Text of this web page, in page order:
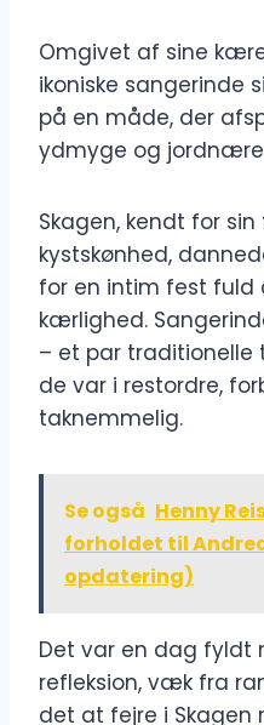
Omgivet af sine
ikoniske sangerinde
på en måde, der
ydmyge og
Skagen, kendt for
kystskønhed,
for en intim fest fuld
kærlighed.
– et par
de var i restordre,
taknemmelig.
Se også Henny
forholdet til
opdatering)
Det var en dag fyldt
refleksion, væk fra
det at fejre i Skagen